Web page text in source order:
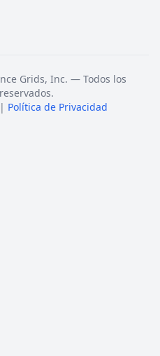
Grids, Inc. — Todos los
| Política de Privacidad